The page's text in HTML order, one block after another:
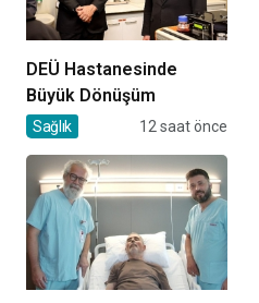
DEÜ Hastanesinde
Büyük Dönüşüm
Sağlık 12 saat önce